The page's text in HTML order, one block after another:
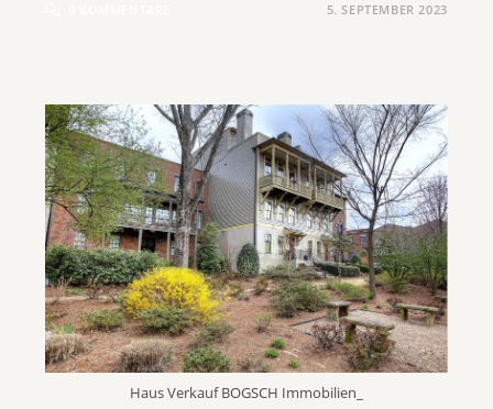
5. SEPTEMBER 2023
Haus Verkauf BOGSCH Immobilien_